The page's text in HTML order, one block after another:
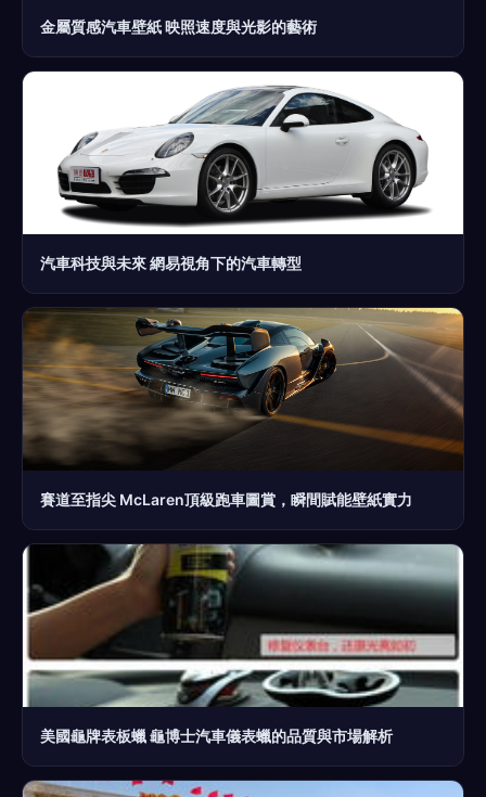
金屬質感汽車壁紙 映照速度與光影的藝術
汽車科技與未來 網易視角下的汽車轉型
賽道至指尖 McLaren頂級跑車圖賞，瞬間賦能壁紙實力
美國龜牌表板蠟 龜博士汽車儀表蠟的品質與市場解析